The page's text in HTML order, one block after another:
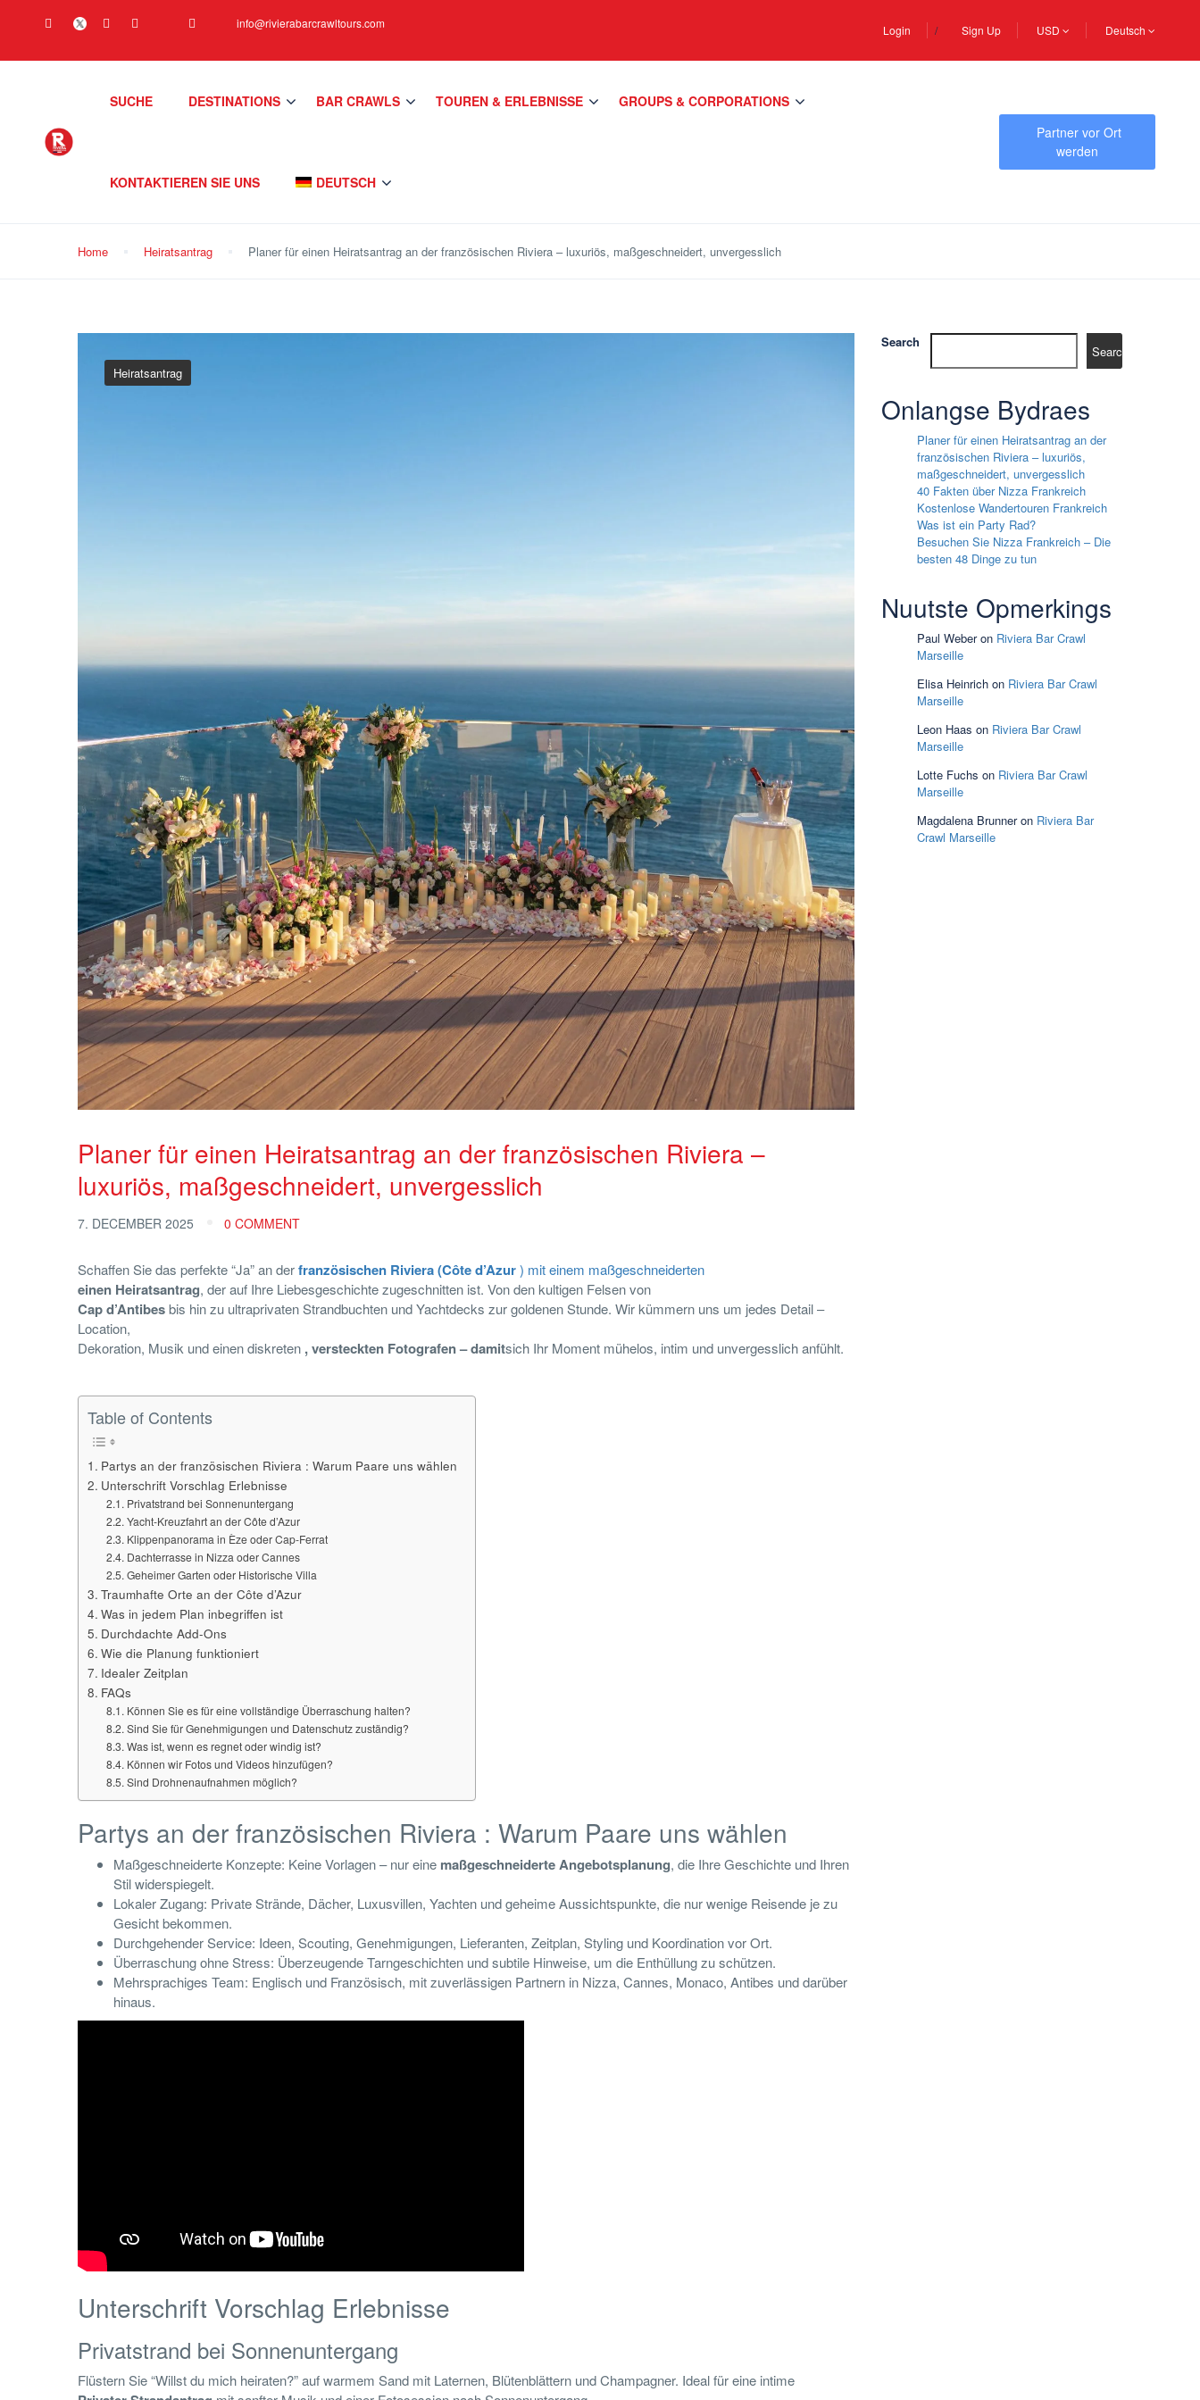
info@rivierabarcrawltours.com Login Sign Up USD Deutsch
SUCHE DESTINATIONS BAR CRAWLS TOUREN & ERLEBNISSE GROUPS & CORPORATIONS
KONTAKTIEREN SIE UNS DEUTSCH
Partner vor Ort
werden
Home Heiratsantrag Planer für einen Heiratsantrag an der französischen Riviera – luxuriös, maßgeschneidert, unvergesslich
Heiratsantrag
Planer für einen Heiratsantrag an der französischen Riviera –
luxuriös, maßgeschneidert, unvergesslich
7. DECEMBER 2025 0 COMMENT
Schaffen Sie das perfekte “Ja” an derfranzösischen Riviera (Côte d’Azur) mit einem maßgeschneiderten
einen Heiratsantrag, der auf Ihre Liebesgeschichte zugeschnitten ist. Von den kultigen Felsen von
Cap d’Antibesbis hin zu ultraprivaten Strandbuchten und Yachtdecks zur goldenen Stunde. Wir kümmern uns um jedes Detail –
Location,
Dekoration, Musik und einen diskreten , versteckten Fotografen – damitsich Ihr Moment mühelos, intim und unvergesslich anfühlt.
Table of Contents
Partys an der französischen Riviera : Warum Paare uns wählen
Unterschrift Vorschlag Erlebnisse
Privatstrand bei Sonnenuntergang
Yacht-Kreuzfahrt an der Côte d’Azur
Klippenpanorama in Èze oder Cap-Ferrat
Dachterrasse in Nizza oder Cannes
Geheimer Garten oder Historische Villa
Traumhafte Orte an der Côte d’Azur
Was in jedem Plan inbegriffen ist
Durchdachte Add-Ons
Wie die Planung funktioniert
Idealer Zeitplan
FAQs
Können Sie es für eine vollständige Überraschung halten?
Sind Sie für Genehmigungen und Datenschutz zuständig?
Was ist, wenn es regnet oder windig ist?
Können wir Fotos und Videos hinzufügen?
Sind Drohnenaufnahmen möglich?
Partys an der französischen Riviera : Warum Paare uns wählen
Maßgeschneiderte Konzepte: Keine Vorlagen – nur eine maßgeschneiderte Angebotsplanung, die Ihre Geschichte und Ihren
Stil widerspiegelt.
Lokaler Zugang: Private Strände, Dächer, Luxusvillen, Yachten und geheime Aussichtspunkte, die nur wenige Reisende je zu
Gesicht bekommen.
Durchgehender Service: Ideen, Scouting, Genehmigungen, Lieferanten, Zeitplan, Styling und Koordination vor Ort.
Überraschung ohne Stress: Überzeugende Tarngeschichten und subtile Hinweise, um die Enthüllung zu schützen.
Mehrsprachiges Team: Englisch und Französisch, mit zuverlässigen Partnern in Nizza, Cannes, Monaco, Antibes und darüber
hinaus.
Unterschrift Vorschlag Erlebnisse
Privatstrand bei Sonnenuntergang
Flüstern Sie “Willst du mich heiraten?” auf warmem Sand mit Laternen, Blütenblättern und Champagner. Ideal für eine intime
Search
Search
Onlangse Bydraes
Planer für einen Heiratsantrag an der
französischen Riviera – luxuriös,
maßgeschneidert, unvergesslich
40 Fakten über Nizza Frankreich
Kostenlose Wandertouren Frankreich
Was ist ein Party Rad?
Besuchen Sie Nizza Frankreich – Die
besten 48 Dinge zu tun
Nuutste Opmerkings
Paul Weberon Riviera Bar Crawl
Marseille
Elisa Heinrich on Riviera Bar Crawl
Marseille
Leon Haas on Riviera Bar Crawl
Marseille
Lotte Fuchs on Riviera Bar Crawl
Marseille
Magdalena Brunneron Riviera Bar
Crawl Marseille